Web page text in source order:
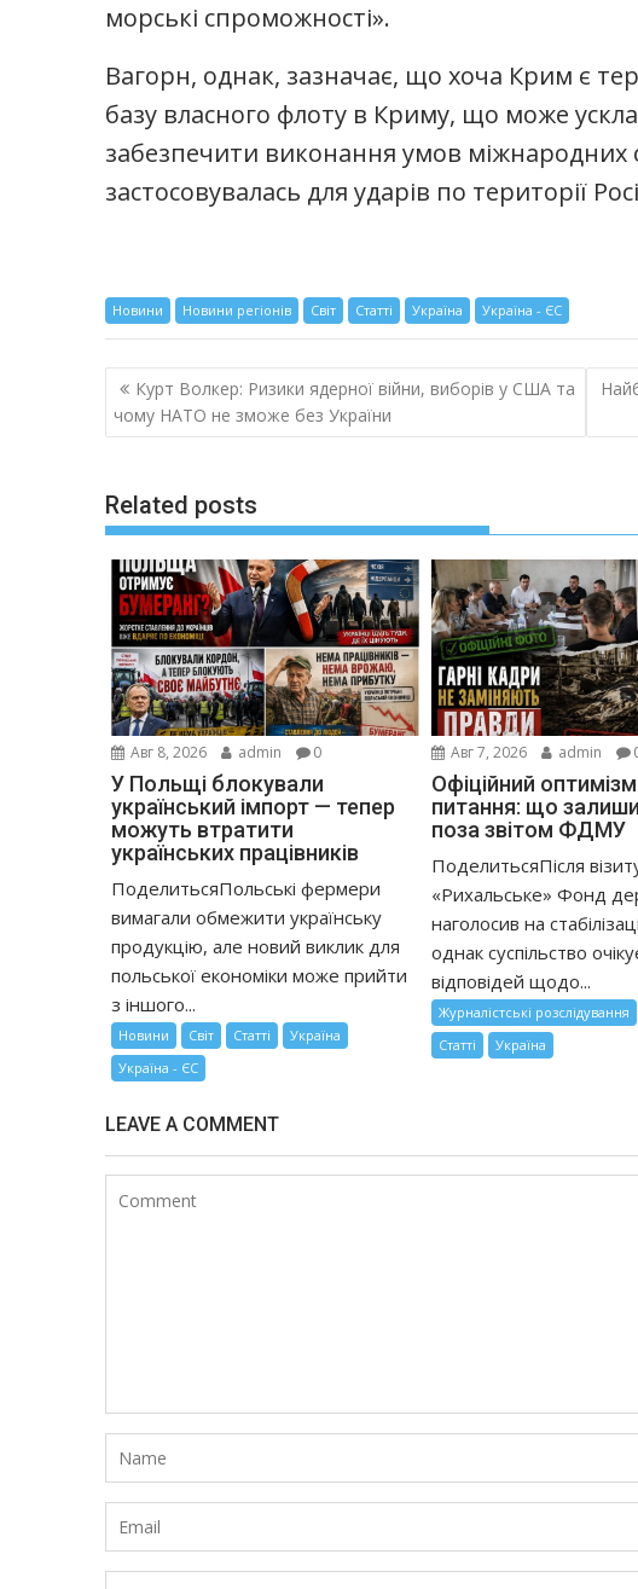
морські спроможності».
Вагорн, однак, зазначає, що хоча Крим є
базу власного флоту в Криму, що може
забезпечити виконання умов міжнародних
застосовувалась для ударів по території
Новини Новини регіонів Світ Статті Україна Україна - ЄС
Навигация
по
записям
Курт Волкер: Ризики ядерної війни, виборів у США та
чому НАТО не зможе без України
Related posts
Авг 8, 2026 admin 0
У Польщі блокували
український імпорт — тепер
можуть втратити
українських працівників
ПоделитьсяПольські фермери
вимагали обмежити українську
продукцію, але новий виклик для
польської економіки може прийти
з іншого...
Новини Світ Статті
Україна
Україна - ЄС
Авг 7, 2026 admin
Офіційний оптимізм
питання: що
поза звітом ФДМУ
ПоделитьсяПісля
«Рихальське» Фонд
наголосив на
однак суспільство
відповідей щодо...
Журналістські розслідування
Статті
Україна
LEAVE A COMMENT